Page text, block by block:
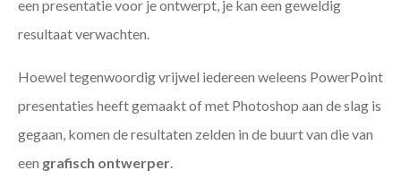
een presentatie voor je ontwerpt, je kan een geweldig
resultaat verwachten.
Hoewel tegenwoordig vrijwel iedereen weleens PowerPoint
presentaties heeft gemaakt of met Photoshop aan de slag is
gegaan, komen de resultaten zelden in de buurt van die van
een grafisch ontwerper